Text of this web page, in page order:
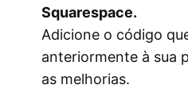
Squarespace.
Adicione o código
anteriormente à sua
as melhorias.